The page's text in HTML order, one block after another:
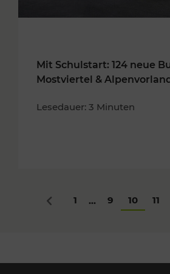
Mit Schulstart: 124 neue
Mostviertel &
Lesedauer: 3 Minuten
Zurück
1 ... 9 10 11